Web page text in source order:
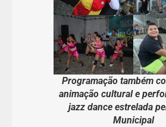
Programação também
animação cultural e
jazz dance estrelada
Municipal